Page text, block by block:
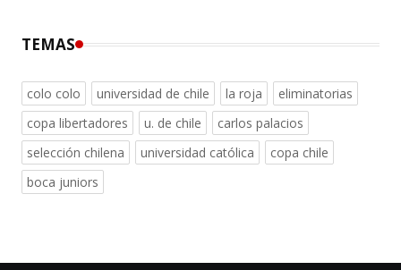
TEMAS
colo colo universidad de chile la roja
eliminatorias
copa libertadores
u. de chile
carlos palacios
selección chilena
universidad católica
copa chile
boca juniors